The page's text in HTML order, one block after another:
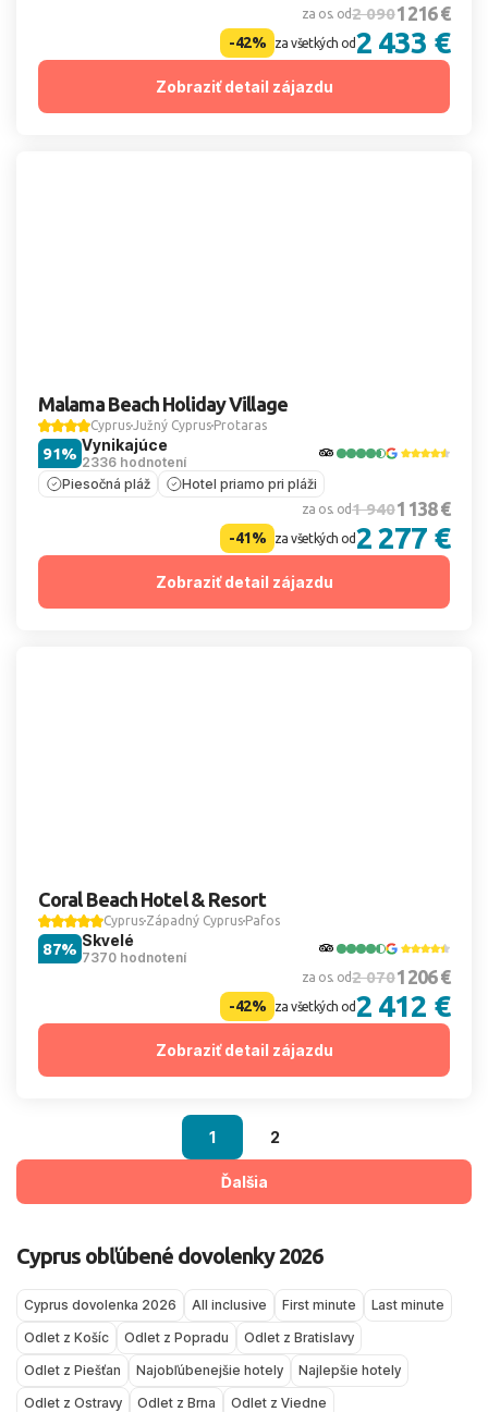
za os. od2 0901 216 €
-42% za všetkých od2 433 €
Zobraziť detail zájazdu
Malama Beach Holiday Village
CyprusJužný Cyprus Protaras
Vynikajúce
2336 hodnotení
91%
Piesočná pláž Hotel priamo pri pláži
za os. od1 9401 138 €
-41% za všetkých od2 277 €
Zobraziť detail zájazdu
Coral Beach Hotel & Resort
Cyprus Západný Cyprus Pafos
Skvelé
7370 hodnotení
87%
za os. od2 0701 206 €
-42% za všetkých od2 412 €
Zobraziť detail zájazdu
1 2
Ďalšia
Cyprus obľúbené dovolenky 2026
Cyprus dovolenka 2026 All inclusive First minute
Last minute
Odlet z Košíc
Odlet z Popradu
Odlet z Bratislavy
Odlet z Piešťan
Najobľúbenejšie hotely
Najlepšie hotely
Odlet z Ostravy
Odlet z Brna Odlet z Viedne